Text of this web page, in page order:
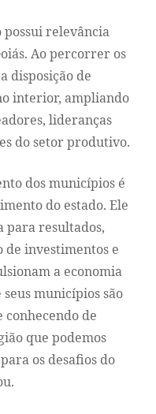
possui relevância
Ao percorrer os
disposição de
interior, ampliando
lideranças
do setor produtivo.
dos municípios é
do estado. Ele
para resultados,
de investimentos e
a economia
municípios são
conhecendo de
que podemos
os desafios do